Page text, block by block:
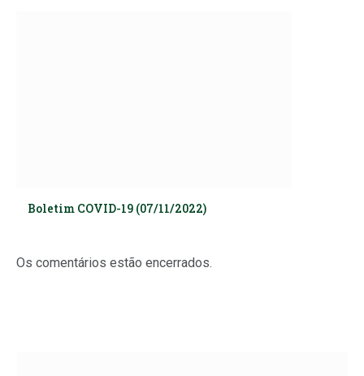
Boletim COVID-19 (07/11/2022)
Os comentários estão encerrados.